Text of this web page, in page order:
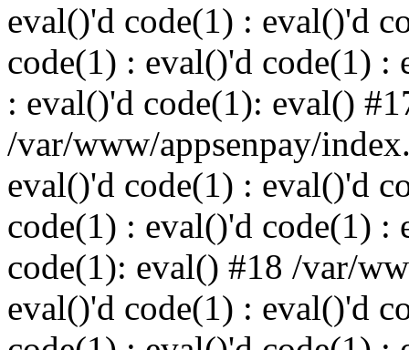
eval()'d code(1) : eval()'d
code(1) : eval()'d code(1) :
: eval()'d code(1): eval()
/var/www/appsenpay/
eval()'d code(1) : eval()'d
code(1) : eval()'d code(1) :
code(1): eval() #18 /var/
eval()'d code(1) : eval()'d